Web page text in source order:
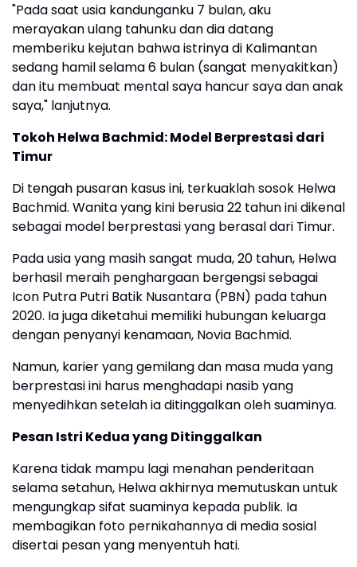
"Pada saat usia kandunganku 7 bulan, aku
merayakan ulang tahunku dan dia datang
memberiku kejutan bahwa istrinya di Kalimantan
sedang hamil selama 6 bulan (sangat menyakitkan)
dan itu membuat mental saya hancur saya dan anak
saya," lanjutnya.
Tokoh Helwa Bachmid: Model Berprestasi dari
Timur
Di tengah pusaran kasus ini, terkuaklah sosok Helwa
Bachmid. Wanita yang kini berusia 22 tahun ini dikenal
sebagai model berprestasi yang berasal dari Timur.
Pada usia yang masih sangat muda, 20 tahun, Helwa
berhasil meraih penghargaan bergengsi sebagai
Icon Putra Putri Batik Nusantara (PBN) pada tahun
2020. Ia juga diketahui memiliki hubungan keluarga
dengan penyanyi kenamaan, Novia Bachmid.
Namun, karier yang gemilang dan masa muda yang
berprestasi ini harus menghadapi nasib yang
menyedihkan setelah ia ditinggalkan oleh suaminya.
Pesan Istri Kedua yang Ditinggalkan
Karena tidak mampu lagi menahan penderitaan
selama setahun, Helwa akhirnya memutuskan untuk
mengungkap sifat suaminya kepada publik. Ia
membagikan foto pernikahannya di media sosial
disertai pesan yang menyentuh hati.